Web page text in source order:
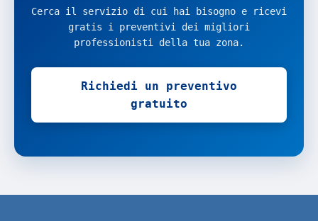
Cerca il servizio di cui hai bisogno e ricevi
gratis i preventivi dei migliori
professionisti della tua zona.
Richiedi un preventivo
gratuito